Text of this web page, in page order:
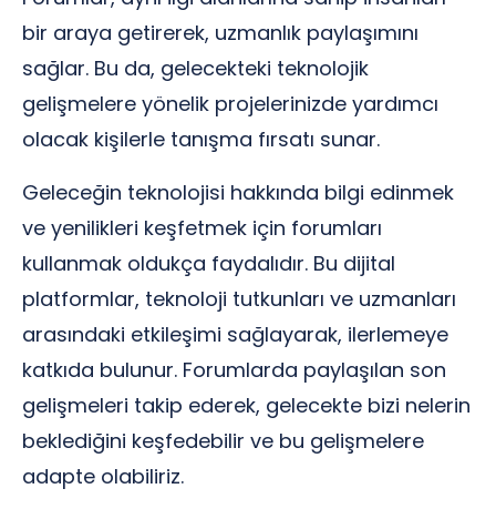
bir araya getirerek, uzmanlık paylaşımını
sağlar. Bu da, gelecekteki teknolojik
gelişmelere yönelik projelerinizde yardımcı
olacak kişilerle tanışma fırsatı sunar.
Geleceğin teknolojisi hakkında bilgi edinmek
ve yenilikleri keşfetmek için forumları
kullanmak oldukça faydalıdır. Bu dijital
platformlar, teknoloji tutkunları ve uzmanları
arasındaki etkileşimi sağlayarak, ilerlemeye
katkıda bulunur. Forumlarda paylaşılan son
gelişmeleri takip ederek, gelecekte bizi nelerin
beklediğini keşfedebilir ve bu gelişmelere
adapte olabiliriz.